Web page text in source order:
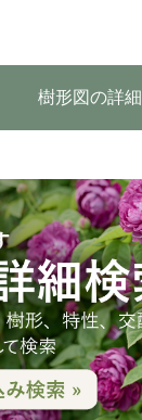
樹形図の詳細